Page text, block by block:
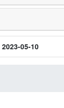
2023-05-10